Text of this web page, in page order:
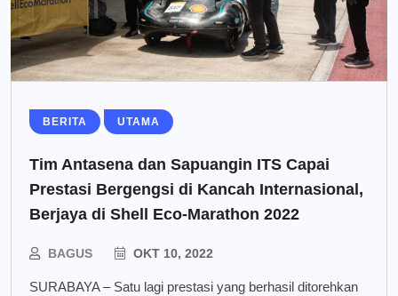
BERITA UTAMA
Tim Antasena dan Sapuangin ITS Capai
Prestasi Bergengsi di Kancah Internasional,
Berjaya di Shell Eco-Marathon 2022
BAGUS OKT 10, 2022
SURABAYA – Satu lagi prestasi yang berhasil ditorehkan